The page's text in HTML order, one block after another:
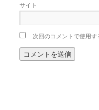
サイト
次回のコメントで使用